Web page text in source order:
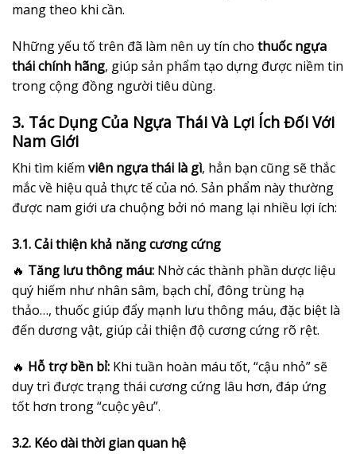
mang theo khi cần.
Những yếu tố trên đã làm nên uy tín cho thuốc ngựa
thái chính hãng, giúp sản phẩm tạo dựng được niềm tin
trong cộng đồng người tiêu dùng.
3. Tác Dụng Của Ngựa Thái Và Lợi Ích Đối Với
Nam Giới
Khi tìm kiếm viên ngựa thái là gì, hẳn bạn cũng sẽ thắc
mắc về hiệu quả thực tế của nó. Sản phẩm này thường
được nam giới ưa chuộng bởi nó mang lại nhiều lợi ích:
3.1. Cải thiện khả năng cương cứng
🔥 Tăng lưu thông máu: Nhờ các thành phần dược liệu
quý hiếm như nhân sâm, bạch chỉ, đông trùng hạ
thảo…, thuốc giúp đẩy mạnh lưu thông máu, đặc biệt là
đến dương vật, giúp cải thiện độ cương cứng rõ rệt.
🔥 Hỗ trợ bền bỉ: Khi tuần hoàn máu tốt, “cậu nhỏ” sẽ
duy trì được trạng thái cương cứng lâu hơn, đáp ứng
tốt hơn trong “cuộc yêu”.
3.2. Kéo dài thời gian quan hệ